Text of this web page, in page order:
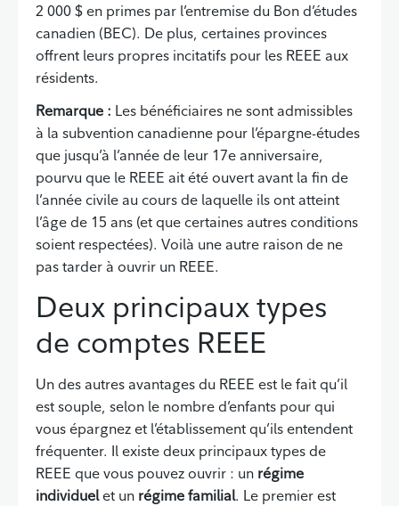
2 000 $ en primes par l’entremise du Bon d’études
canadien (BEC). De plus, certaines provinces
offrent leurs propres incitatifs pour les REEE aux
résidents.
Remarque : Les bénéficiaires ne sont admissibles
à la subvention canadienne pour l’épargne-études
que jusqu’à l’année de leur 17e anniversaire,
pourvu que le REEE ait été ouvert avant la fin de
l’année civile au cours de laquelle ils ont atteint
l’âge de 15 ans (et que certaines autres conditions
soient respectées). Voilà une autre raison de ne
pas tarder à ouvrir un REEE.
Deux principaux types
de comptes REEE
Un des autres avantages du REEE est le fait qu’il
est souple, selon le nombre d’enfants pour qui
vous épargnez et l’établissement qu’ils entendent
fréquenter. Il existe deux principaux types de
REEE que vous pouvez ouvrir : un régime
individuelet un régime familial. Le premier est